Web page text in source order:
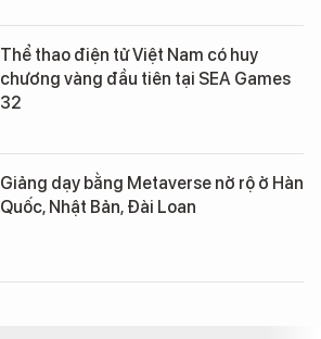
Thể thao điện tử Việt Nam có huy
chương vàng đầu tiên tại SEA Games
32
Giảng dạy bằng Metaverse nở rộ ở Hàn
Quốc, Nhật Bản, Đài Loan